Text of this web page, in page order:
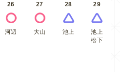
26
河辺
27
大山
28
池上
29
池上
松下